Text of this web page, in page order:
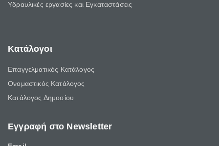
Υδραυλικές εργασίες και Εγκαταστάσεις
Κατάλογοι
Επαγγελματικός Κατάλογος
Ονομαστικός Κατάλογος
Κατάλογος Δημοσίου
Εγγραφή στο Newsletter